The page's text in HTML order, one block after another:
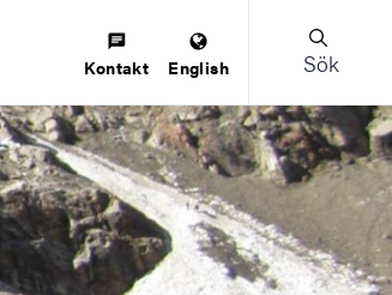
Kontakt English Sök